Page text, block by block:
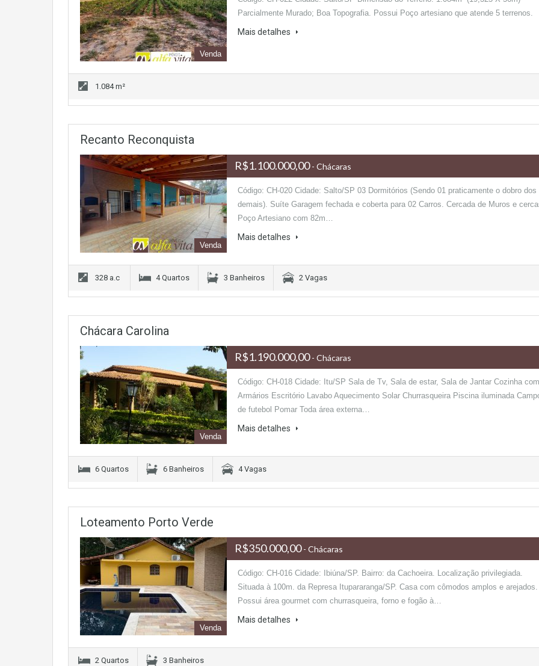
Venda
Parcialmente Murado; Boa Topografia. Possui Poço artesiano que atende 5 terrenos.
Mais detalhes
1.084 m²
Recanto Reconquista
Venda
R$1.100.000,00- Chácaras
Código: CH-020 Cidade: Salto/SP 03 Dormitórios (Sendo 01 praticamente o dobro dos
demais). Suíte Garagem fechada e coberta para 02 Carros. Cercada de Muros e
Poço Artesiano com 82m…
Mais detalhes
328 a.c 4 Quartos 3 Banheiros 2 Vagas
Chácara Carolina
Venda
R$1.190.000,00- Chácaras
Código: CH-018 Cidade: Itu/SP Sala de Tv, Sala de estar, Sala de Jantar Cozinha com
Armários Escritório Lavabo Aquecimento Solar Churrasqueira Piscina iluminada
de futebol Pomar Toda área externa…
Mais detalhes
6 Quartos 6 Banheiros 4 Vagas
Loteamento Porto Verde
Venda
R$350.000,00- Chácaras
Código: CH-016 Cidade: Ibiúna/SP. Bairro: da Cachoeira. Localização privilegiada.
Situada à 100m. da Represa Itupararanga/SP. Casa com cômodos amplos e arejados.
Possui área gourmet com churrasqueira, forno e fogão à…
Mais detalhes
2 Quartos 3 Banheiros